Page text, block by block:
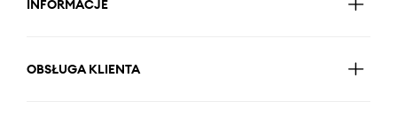
INFORMACJE
OBSŁUGA KLIENTA